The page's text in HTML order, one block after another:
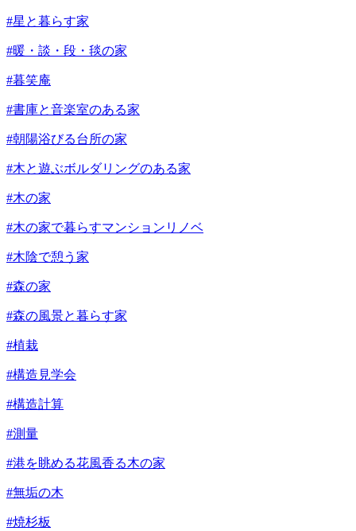
#星と暮らす家
#暖・談・段・毯の家
#暮笑庵
#書庫と音楽室のある家
#朝陽浴びる台所の家
#木と遊ぶボルダリングのある家
#木の家
#木の家で暮らすマンションリノベ
#木陰で憩う家
#森の家
#森の風景と暮らす家
#植栽
#構造見学会
#構造計算
#測量
#港を眺める花風香る木の家
#無垢の木
#焼杉板